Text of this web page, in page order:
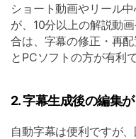
ショート動画やリール
が、10分以上の解説動
合は、字幕の修正・再
とPCソフトの方が有利で
2. 字幕生成後の編集
自動字幕は便利ですが